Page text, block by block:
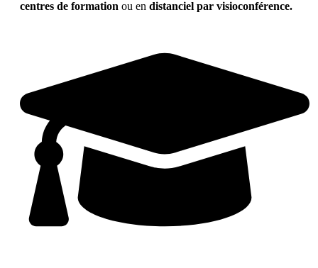
centres de formation ou en distanciel par visioconférence.